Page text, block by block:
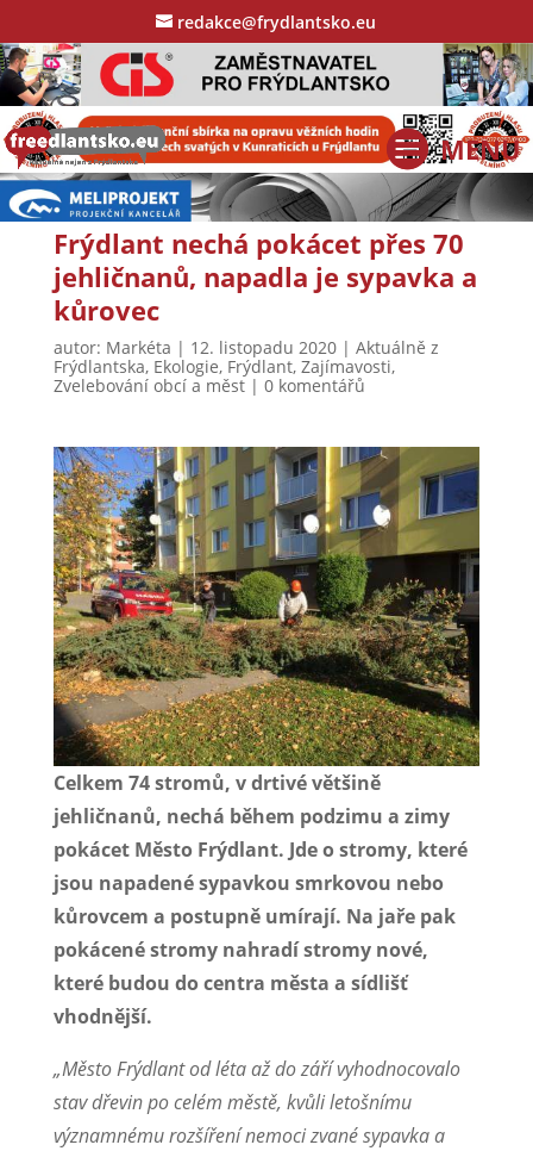
redakce@frydlantsko.eu
Frýdlant nechá pokácet přes 70
jehličnanů, napadla je sypavka a
kůrovec
autor: Markéta | 12. listopadu 2020| Aktuálně z
Frýdlantska, Ekologie, Frýdlant, Zajímavosti,
Zvelebování obcí a měst| 0 komentářů
Celkem 74 stromů, v drtivé většině
jehličnanů, nechá během podzimu a zimy
pokácet Město Frýdlant. Jde o stromy, které
jsou napadené sypavkou smrkovou nebo
kůrovcem a postupně umírají. Na jaře pak
pokácené stromy nahradí stromy nové,
které budou do centra města a sídlišť
vhodnější.
„Město Frýdlant od léta až do září vyhodnocovalo
stav dřevin po celém městě, kvůli letošnímu
významnému rozšíření nemoci zvané sypavka a